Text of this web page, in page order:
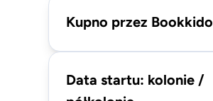
Kupno przez Bookkido
Data startu: kolonie /